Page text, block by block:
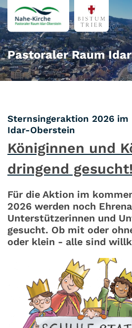
Zum Inhalt springen
Pastoraler Raum
Sternsingeraktion 2026 im
Idar-Oberstein
Königinnen und
dringend gesucht!
Für die Aktion im
2026 werden noch
Unterstützerinnen und
gesucht. Ob mit oder
oder klein - alle sind